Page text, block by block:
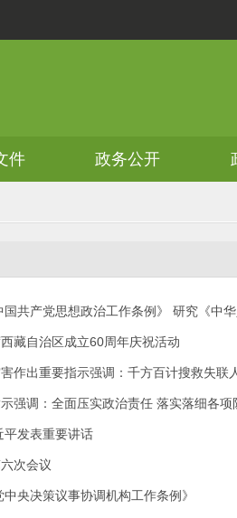
件 政务公开
共产党思想政治工作条例》 研究《中
藏自治区成立60周年庆祝活动
作出重要指示强调：千方百计搜救失联
强调：全面压实政治责任 落实落细各项
平发表重要讲话
次会议
央决策议事协调机构工作条例》